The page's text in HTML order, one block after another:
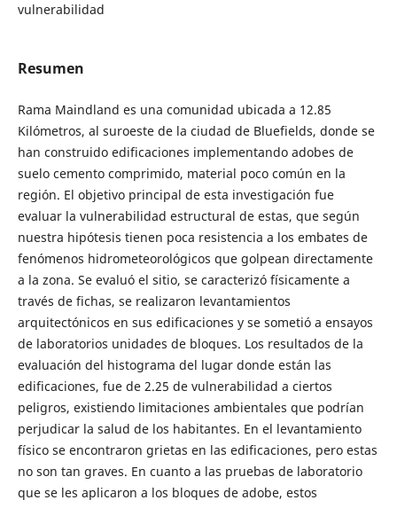
vulnerabilidad
Resumen
Rama Maindland es una comunidad ubicada a 12.85
Kilómetros, al suroeste de la ciudad de Bluefields, donde se
han construido edificaciones implementando adobes de
suelo cemento comprimido, material poco común en la
región. El objetivo principal de esta investigación fue
evaluar la vulnerabilidad estructural de estas, que según
nuestra hipótesis tienen poca resistencia a los embates de
fenómenos hidrometeorológicos que golpean directamente
a la zona. Se evaluó el sitio, se caracterizó físicamente a
través de fichas, se realizaron levantamientos
arquitectónicos en sus edificaciones y se sometió a ensayos
de laboratorios unidades de bloques. Los resultados de la
evaluación del histograma del lugar donde están las
edificaciones, fue de 2.25 de vulnerabilidad a ciertos
peligros, existiendo limitaciones ambientales que podrían
perjudicar la salud de los habitantes. En el levantamiento
físico se encontraron grietas en las edificaciones, pero estas
no son tan graves. En cuanto a las pruebas de laboratorio
que se les aplicaron a los bloques de adobe, estos